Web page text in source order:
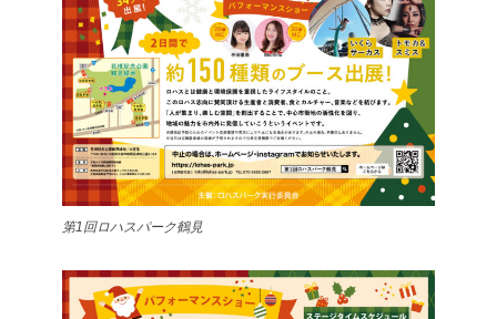
第1回ロハスパーク鶴見